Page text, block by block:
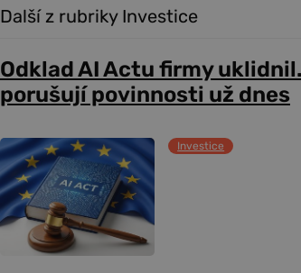
Další z rubriky Investice
Odklad AI Actu firmy
porušují povinnosti už dnes
Investice